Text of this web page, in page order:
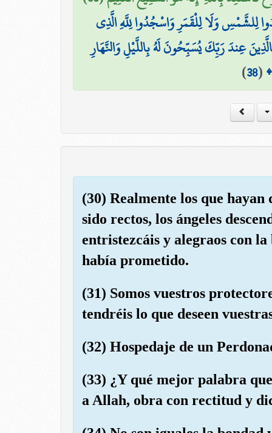
لِلشَّمْسِ وَلَا لِلْقَمَرِ وَاسْجُدُوا لِلَّهِ الَّذِي
عِندَ رَبِّكَ يُسَبِّحُونَ لَهُ بِاللَّيْلِ وَالنَّهَارِ
(
38
)
(30) Realmente los que
sido rectos, los ángeles
entristezcáis y alegraos con
había prometido.
(31) Somos vuestros
tendréis lo que deseen
(32) Hospedaje de un
(33) ¿Y qué mejor palabra
a Allah, obra con rectitud y